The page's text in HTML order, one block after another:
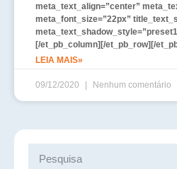
meta_text_align=”center”
meta_font_size=”22px”
[/et_pb_column][/et_pb_row][/
LEIA MAIS»
09/12/2020 Nenhum comentário